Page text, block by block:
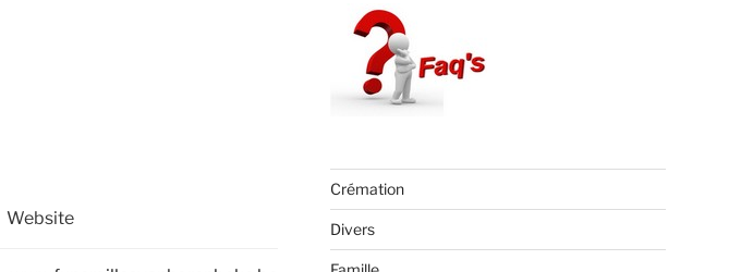
Website
Crémation
Divers